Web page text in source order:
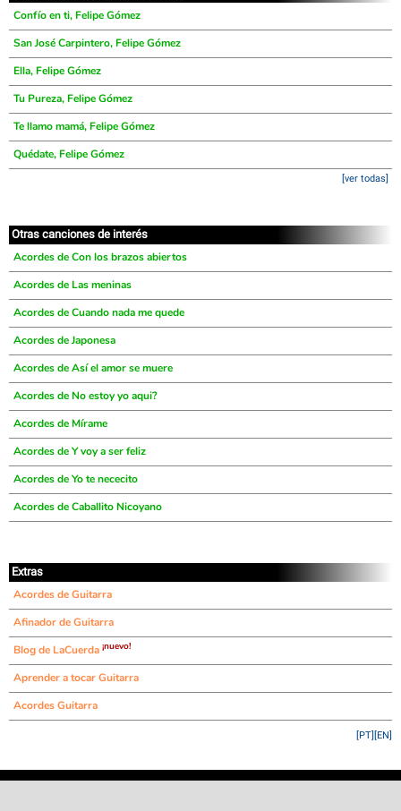
Confío en ti, Felipe Gómez
San José Carpintero, Felipe Gómez
Ella, Felipe Gómez
Tu Pureza, Felipe Gómez
Te llamo mamá, Felipe Gómez
Quédate, Felipe Gómez
[ver todas]
Otras canciones de interés
Acordes de Con los brazos abiertos
Acordes de Las meninas
Acordes de Cuando nada me quede
Acordes de Japonesa
Acordes de Así el amor se muere
Acordes de No estoy yo aqui?
Acordes de Mírame
Acordes de Y voy a ser feliz
Acordes de Yo te nececito
Acordes de Caballito Nicoyano
Extras
Acordes de Guitarra
Afinador de Guitarra
Blog de LaCuerda ¡nuevo!
Aprender a tocar Guitarra
Acordes Guitarra
[EN]
[PT]